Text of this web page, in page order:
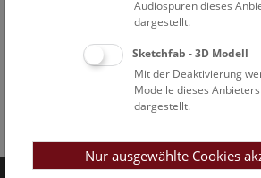
Audiospuren dieses
dargestellt.
Sketchfab - 3D Modell
Mit der Deaktivierung
Modelle dieses
dargestellt.
Nur ausgewählte Cookies